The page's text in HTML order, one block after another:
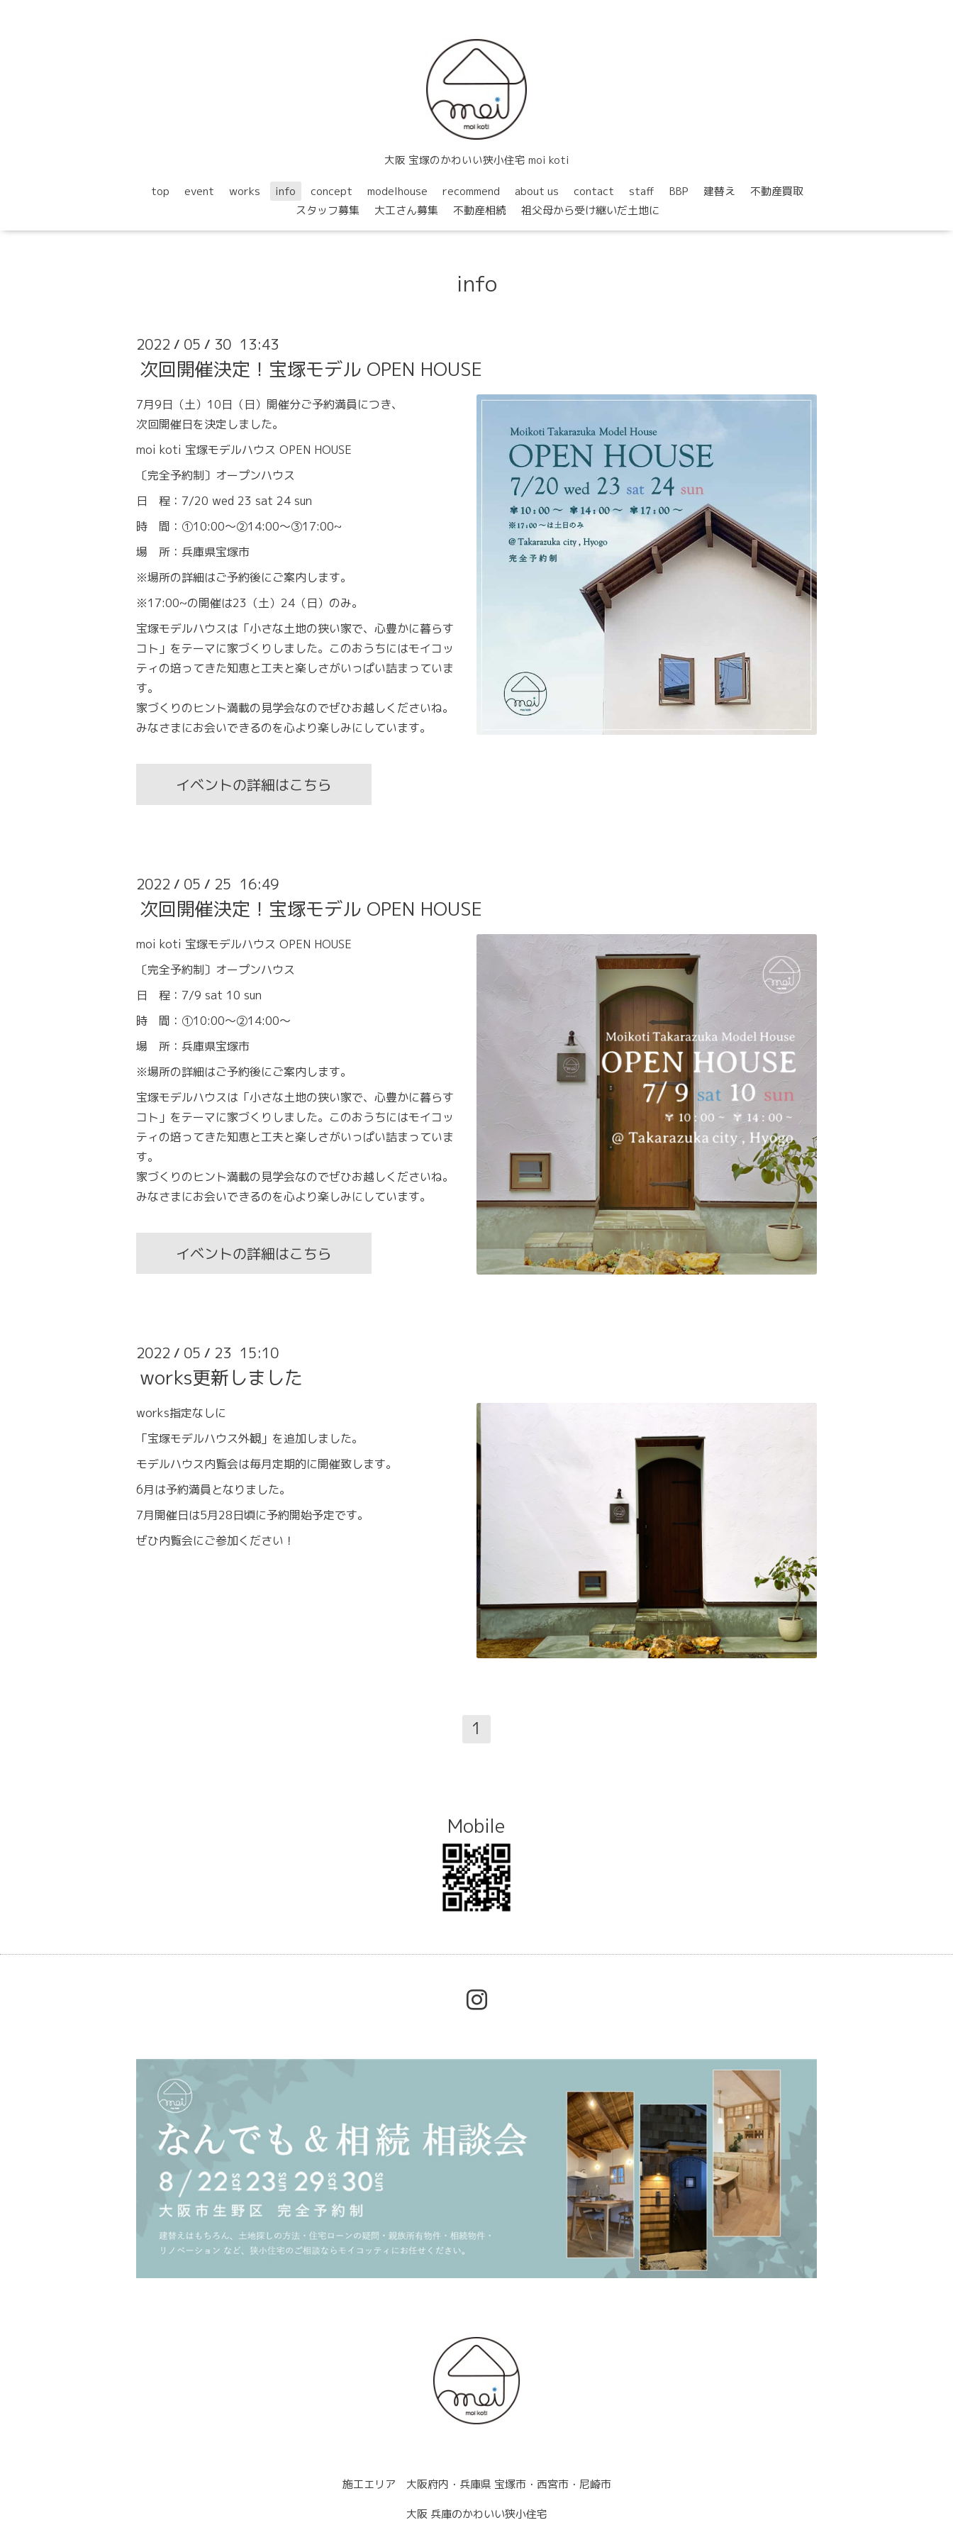
大阪 宝塚のかわいい狭小住宅 moi koti
top event works info concept modelhouse recommend about us contact staff BBP 建替え
不動産買取
スタッフ募集
大工さん募集 不動産相続 祖父母から受け継いだ土地に
info
2022 / 05 / 30 13:43
次回開催決定！宝塚モデル OPEN HOUSE
7月9日（土）10日（日）開催分ご予約満員につき、
次回開催日を決定しました。
moi koti 宝塚モデルハウス OPEN HOUSE
〔完全予約制〕オープンハウス
日 程：7/20 wed 23 sat 24 sun
時 間：①10:00〜②14:00〜③17:00~
場 所：兵庫県宝塚市
※場所の詳細はご予約後にご案内します。
※17:00~の開催は23（土）24（日）のみ。
宝塚モデルハウスは「小さな土地の狭い家で、心豊かに暮らす
コト」をテーマに家づくりしました。このおうちにはモイコッ
ティの培ってきた知恵と工夫と楽しさがいっぱい詰まっていま
す。
家づくりのヒント満載の見学会なのでぜひお越しくださいね。
みなさまにお会いできるのを心より楽しみにしています。
イベントの詳細はこちら
2022 / 05 / 25 16:49
次回開催決定！宝塚モデル OPEN HOUSE
moi koti 宝塚モデルハウス OPEN HOUSE
〔完全予約制〕オープンハウス
日 程：7/9 sat 10 sun
時 間：①10:00〜②14:00〜
場 所：兵庫県宝塚市
※場所の詳細はご予約後にご案内します。
宝塚モデルハウスは「小さな土地の狭い家で、心豊かに暮らす
コト」をテーマに家づくりしました。このおうちにはモイコッ
ティの培ってきた知恵と工夫と楽しさがいっぱい詰まっていま
す。
家づくりのヒント満載の見学会なのでぜひお越しくださいね。
みなさまにお会いできるのを心より楽しみにしています。
イベントの詳細はこちら
2022 / 05 / 23 15:10
works更新しました
works指定なしに
「宝塚モデルハウス外観」を追加しました。
モデルハウス内覧会は毎月定期的に開催致します。
6月は予約満員となりました。
7月開催日は5月28日頃に予約開始予定です。
ぜひ内覧会にご参加ください！
1
Mobile
施工エリア 大阪府内・兵庫県 宝塚市・西宮市・尼崎市
大阪 兵庫のかわいい狭小住宅